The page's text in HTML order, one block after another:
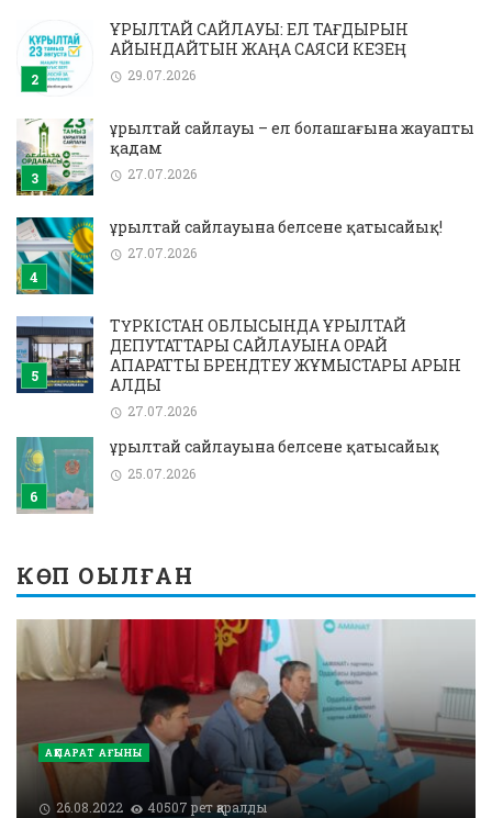
ҚҰРЫЛТАЙ САЙЛАУЫ: ЕЛ ТАҒДЫРЫН
АЙҚЫНДАЙТЫН ЖАҢА САЯСИ КЕЗЕҢ
29.07.2026
Құрылтай сайлауы – ел болашағына жауапты
қадам
27.07.2026
Құрылтай сайлауына белсене қатысайық!
27.07.2026
ТҮРКІСТАН ОБЛЫСЫНДА ҚҰРЫЛТАЙ
ДЕПУТАТТАРЫ САЙЛАУЫНА ОРАЙ
АҚПАРАТТЫҚ БРЕНДТЕУ ЖҰМЫСТАРЫ ҚАРҚЫН
АЛДЫ
27.07.2026
Құрылтай сайлауына белсене қатысайық
25.07.2026
КӨП ОҚЫЛҒАН
АҚПАРАТ АҒЫНЫ
26.08.2022 40507 рет қаралды